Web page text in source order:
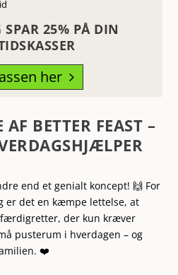
SPAR 25% PÅ DIN
her 5
AF BETTER FEAST –
end et genialt koncept! 🙌 For
er det en kæmpe lettelse, at
der kun kræver
pusterum i hverdagen – og
❤️